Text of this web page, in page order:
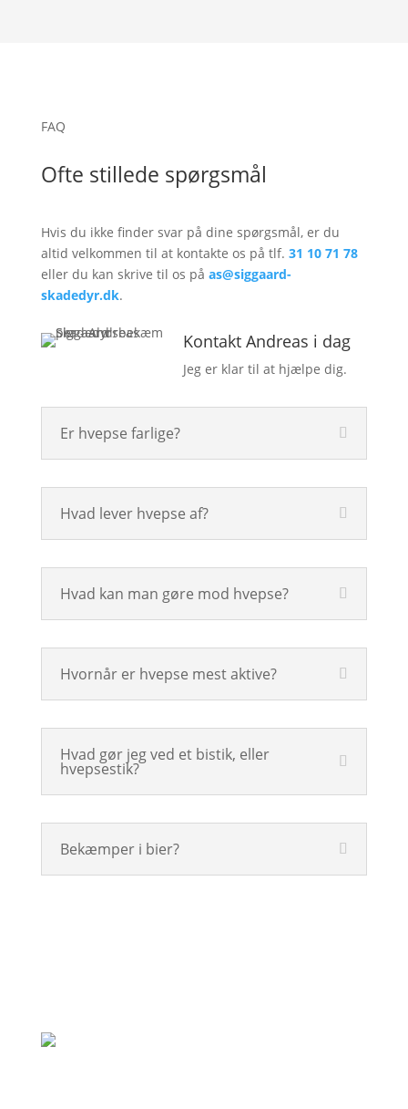
FAQ
Ofte stillede spørgsmål
Hvis du ikke finder svar på dine spørgsmål, er du
altid velkommen til at kontakte os på tlf. 31 10 71 78
eller du kan skrive til os på as@siggaard-
skadedyr.dk.
Kontakt Andreas i dag
Jeg er klar til at hjælpe dig.
Er hvepse farlige?
Hvad lever hvepse af?
Hvad kan man gøre mod hvepse?
Hvornår er hvepse mest aktive?
Hvad gør jeg ved et bistik, eller
hvepsestik?
Bekæmper i bier?